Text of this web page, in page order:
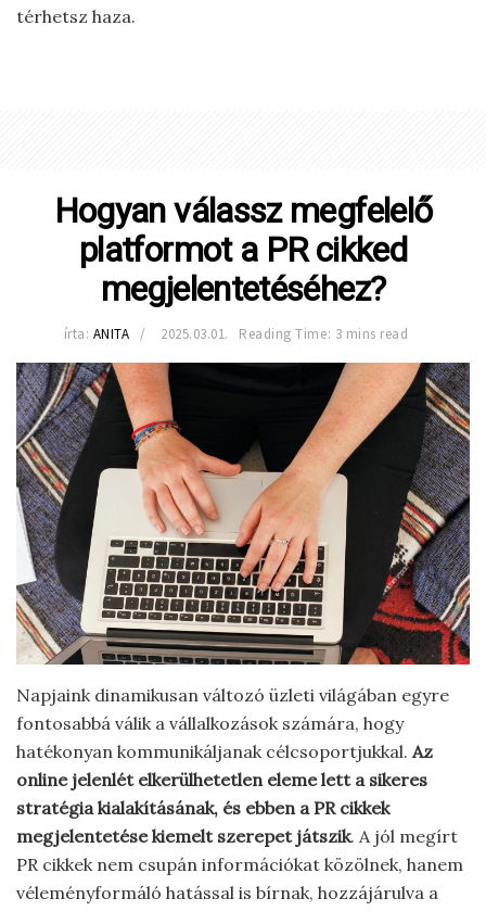
térhetsz haza.
Hogyan válassz megfelelő
platformot a PR cikked
megjelentetéséhez?
írta: ANITA 2025.03.01. Reading Time: 3 mins read
Napjaink dinamikusan változó üzleti világában egyre
fontosabbá válik a vállalkozások számára, hogy
hatékonyan kommunikáljanak célcsoportjukkal. Az
online jelenlét elkerülhetetlen eleme lett a sikeres
stratégia kialakításának, és ebben a PR cikkek
megjelentetése kiemelt szerepet játszik. A jól megírt
PR cikkek nem csupán információkat közölnek, hanem
véleményformáló hatással is bírnak, hozzájárulva a